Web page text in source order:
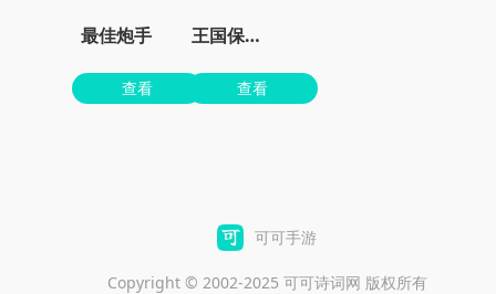
最佳炮手
查看
王国保卫战4最新dlc下载
查看
可可手游
Copyright © 2002-2025 可可诗词网 版权所有